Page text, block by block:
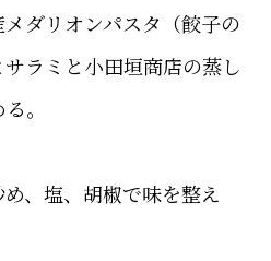
ダリオンパスタ（餃子の
ラミと小田垣商店の蒸し
。
、塩、胡椒で味を整え